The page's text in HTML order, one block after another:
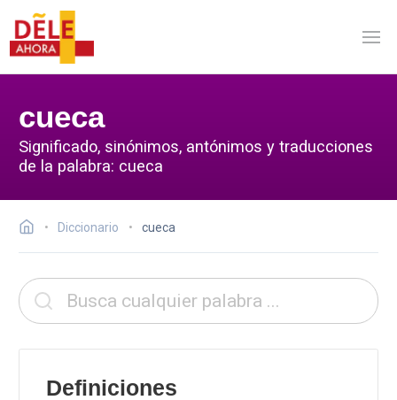
cueca
Significado, sinónimos, antónimos y traducciones
de la palabra: cueca
Diccionario cueca
Definiciones